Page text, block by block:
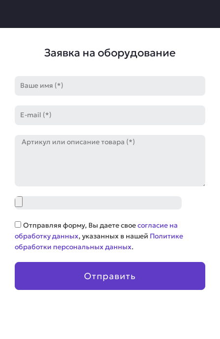
Заявка на оборудование
mail
Артикул
Файл
Соглашение
Отправляя форму, Вы даете своесогласие на
обработку данных, указанных в нашей Политике
обработки персональных данных.
Отправить